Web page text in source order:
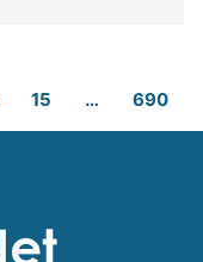
15 … 690